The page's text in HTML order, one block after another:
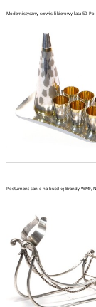
Modernistyczny serwis likierowy lata 50,
Postument sanie na butelkę Brandy WMF,